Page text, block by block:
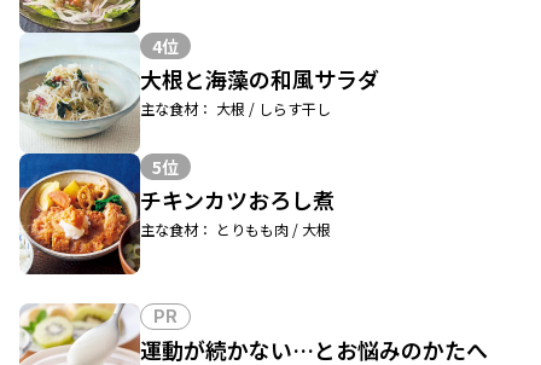
4位
大根と海藻の和風サラダ
主な食材： 大根 / しらす干し
5位
チキンカツおろし煮
主な食材： とりもも肉 / 大根
PR
運動が続かない…とお悩みのかたへ